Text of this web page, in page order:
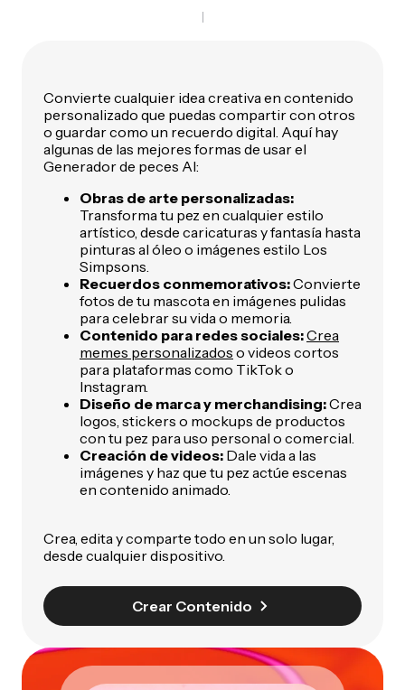
Convierte cualquier idea creativa en contenido
personalizado que puedas compartir con otros
o guardar como un recuerdo digital. Aquí hay
algunas de las mejores formas de usar el
Generador de peces AI:
Obras de arte personalizadas:
Transforma tu pez en cualquier estilo
artístico, desde caricaturas y fantasía hasta
pinturas al óleo o imágenes estilo Los
Simpsons.
Recuerdos conmemorativos:Convierte
fotos de tu mascota en imágenes pulidas
para celebrar su vida o memoria.
Contenido para redes sociales:Crea
memes personalizados o videos cortos
para plataformas como TikTok o
Instagram.
Diseño de marca y merchandising:Crea
logos, stickers o mockups de productos
con tu pez para uso personal o comercial.
Creación de videos: Dale vida a las
imágenes y haz que tu pez actúe escenas
en contenido animado.
Crea, edita y comparte todo en un solo lugar,
desde cualquier dispositivo.
Crear Contenido